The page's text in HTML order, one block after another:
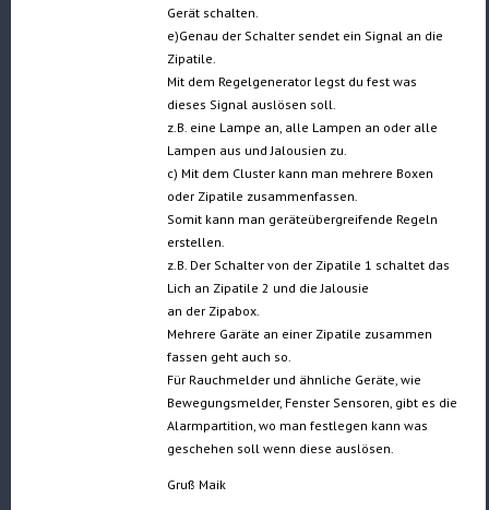
Gerät schalten.
e)Genau der Schalter sendet ein Signal an die
Zipatile.
Mit dem Regelgenerator legst du fest was
dieses Signal auslösen soll.
z.B. eine Lampe an, alle Lampen an oder alle
Lampen aus und Jalousien zu.
c) Mit dem Cluster kann man mehrere Boxen
oder Zipatile zusammenfassen.
Somit kann man geräteübergreifende Regeln
erstellen.
z.B. Der Schalter von der Zipatile 1 schaltet das
Lich an Zipatile 2 und die Jalousie
an der Zipabox.
Mehrere Garäte an einer Zipatile zusammen
fassen geht auch so.
Für Rauchmelder und ähnliche Geräte, wie
Bewegungsmelder, Fenster Sensoren, gibt es die
Alarmpartition, wo man festlegen kann was
geschehen soll wenn diese auslösen.
Gruß Maik